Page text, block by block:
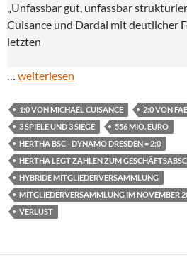
„Unfassbar gut, unfassbar
Cuisance und Dardai mit deutlicher
letzten
… weiterlesen
1:0 VON MICHAËL CUISANCE
2:0 VON
3 SPIELE UND 3 SIEGE
556 MIO. EURO
HERTHA BSC - DYNAMO DRESDEN = 2:0
HERTHA LEGT ZAHLEN ZUM
HYBRIDE MITGLIEDERVERSAMMLUNG
MITGLIEDERVERSAMMLUNG IM NOVEMBER
VERLUST